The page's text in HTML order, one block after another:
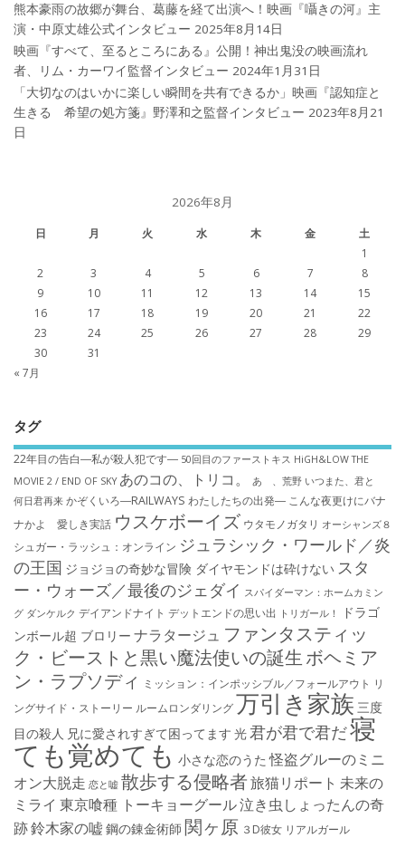
熊本豪雨の故郷が舞台、葛藤を経て出演へ！映画『囁きの河』主
演・中原丈雄公式インタビュー 2025年8月14日
映画『すべて、至るところにある』公開！神出鬼没の映画流れ
者、リム・カーワイ監督インタビュー 2024年1月31日
「大切なのはいかに楽しい瞬間を共有できるか」映画『認知症と
生きる 希望の処方箋』野澤和之監督インタビュー 2023年8月21
日
2026年8月
日 月 火 水 木 金
土
1
2
3 4 5 6 7
8
9
10 11 12 13 14
15
16
17 18 19 20 21
22
23
24 25 26 27 28
29
30
31
« 7月
タグ
22年目の告白―私が殺人犯です― 50回目のファーストキス HiGH&LOW THE
MOVIE 2 / END OF SKY あのコの、トリコ。 あゝ、荒野 いつまた、君と
何日君再来 かぞくいろ―RAILWAYS わたしたちの出発― こんな夜更けにバナ
ナかよ 愛しき実話 ウスケボーイズ ウタモノガタリ オーシャンズ８
シュガー・ラッシュ：オ​ンライン ジュラシック・ワールド／炎
の王国 ジョジョの奇妙な冒険 ダイヤモンドは砕けない スタ
ー・ウォーズ／最後のジェダイ スパイダーマン：ホームカミン
グ ダンケルク デイアンドナイト デットエンドの思い出 トリガール！
ドラゴ
ンボール超 ブロリー ナラタージュ ファンタスティッ
ク・ビーストと黒い魔法使いの誕生 ボヘミア
ン・ラプソディ ミッション：インポッシブル／フォールアウト リ
ングサイド・ストーリー ルームロンダリング万引き家族 三度
目の殺人 兄に愛されすぎて困ってます 光君が君で君だ寝
ても覚めても 小さな恋のうた 怪盗グルーのミニ
オン大脱走 恋と嘘 散歩する侵略者旅猫リポート 未来の
ミライ 東京喰種 トーキョーグール泣き虫しょったんの奇
跡鈴木家の嘘 鋼の錬金術師 関ヶ原 ３D彼女 リアルガール